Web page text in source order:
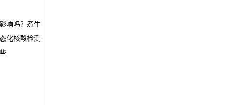
响吗？煮牛
化核酸检测